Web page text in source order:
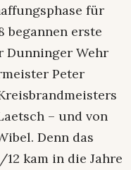
für
begannen erste
Dunninger Wehr
Peter
– und von
Denn das
kam in die Jahre